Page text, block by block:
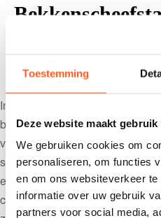
Toestemming
Deze website maakt
We gebruiken cookies om
personaliseren, om functies
en om ons websiteverkeer
informatie over uw gebruik
partners voor social media,
15 november 2015
In het vorige nummer van
beschreven, behorend bij de
voet, de platvoet en de holvoet.
symmetrische houdingen
echter asymmetrisch en zullen
compensatoire houding moeten